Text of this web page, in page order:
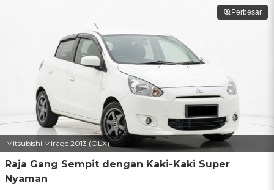
Perbesar
Mitsubishi Mirage 2013 (OLX)
Raja Gang Sempit dengan Kaki-Kaki Super
Nyaman